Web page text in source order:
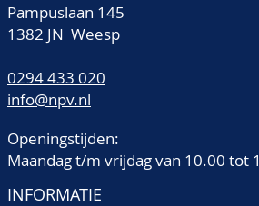
Pampuslaan 145
1382 JN Weesp
0294 433 020
info@npv.nl
Openingstijden:
Maandag t/m vrijdag van 10.00 tot
INFORMATIE